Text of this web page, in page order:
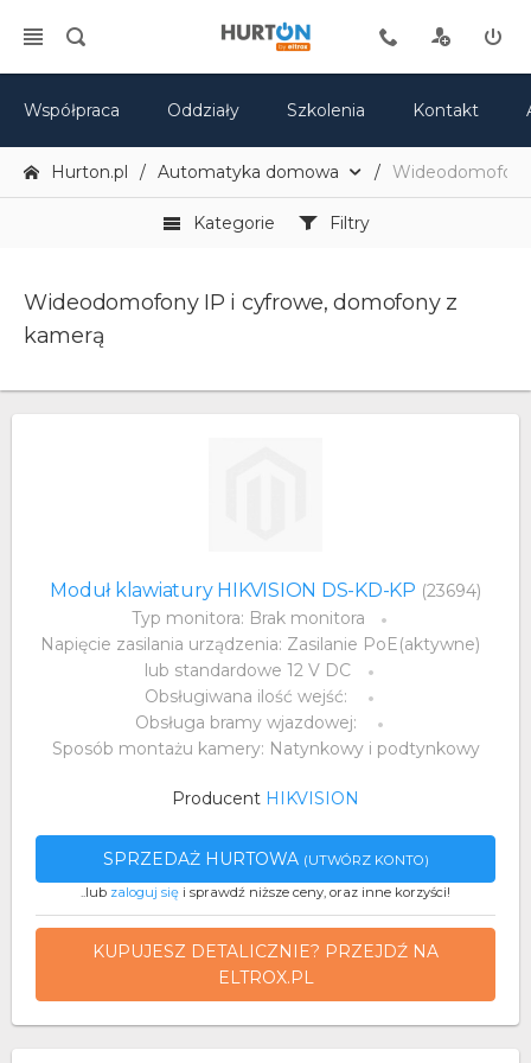
Współpraca Oddziały Szkolenia Kontakt
Hurton.pl Automatyka domowa
Kategorie Filtry
Wideodomofony IP i cyfrowe, domofony z
kamerą
Moduł klawiatury HIKVISION DS-KD-KP (23694)
Typ monitora: Brak monitora
Napięcie zasilania urządzenia: Zasilanie PoE(aktywne)
lub standardowe 12 V DC
Obsługiwana ilość wejść:
Obsługa bramy wjazdowej:
Sposób montażu kamery: Natynkowy i podtynkowy
Producent HIKVISION
SPRZEDAŻ HURTOWA (UTWÓRZ KONTO)
..lub zaloguj się i sprawdź niższe ceny, oraz inne korzyści!
KUPUJESZ DETALICZNIE? PRZEJDŹ NA
ELTROX.PL